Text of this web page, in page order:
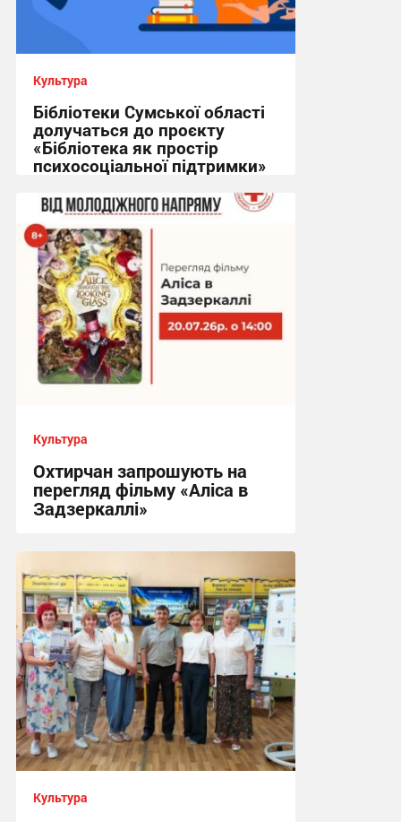
Культура
Бібліотеки Сумської області
долучаться до проєкту
«Бібліотека як простір
психосоціальної підтримки»
10:07, 22.07.2026
Культура
Охтирчан запрошують на
перегляд фільму «Аліса в
Задзеркаллі»
13:56, 17.07.2026
Культура